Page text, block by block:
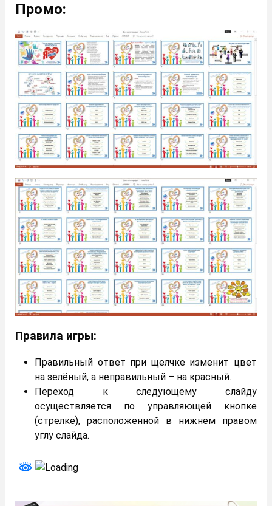
Промо:
Правила игры:
Правильный ответ при щелчке изменит цвет
на зелёный, а неправильный – на красный.
Переход к следующему слайду
осуществляется по управляющей кнопке
(стрелке), расположенной в нижнем правом
углу слайда.